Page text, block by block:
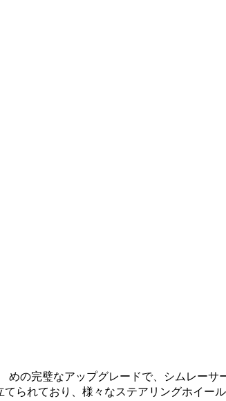
の完璧なアップグレードで、シムレーサ
られており、様々なステアリングホイー